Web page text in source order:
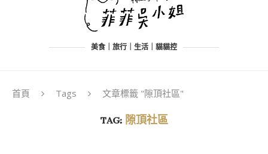
美食｜旅行｜生活｜貓貓控
首頁 Tags 文章標籤 "隙頂社區"
TAG:隙頂社區